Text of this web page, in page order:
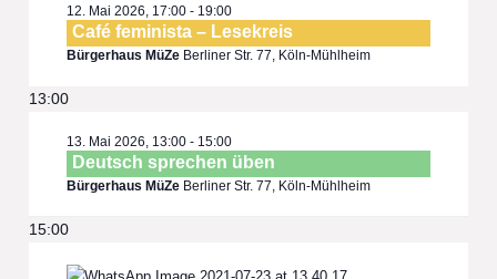
12. Mai 2026, 17:00 - 19:00
Café feminista – Lesekreis
Bürgerhaus MüZe Berliner Str. 77, Köln-Mühlheim
13:00
13. Mai 2026, 13:00 - 15:00
Deutsch sprechen üben
Bürgerhaus MüZe Berliner Str. 77, Köln-Mühlheim
15:00